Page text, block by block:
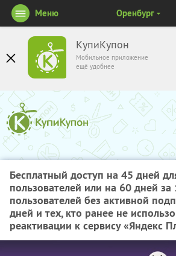
КупиКупон
Мобильное приложение
ещё удобнее
Меню Оренбург
Бесплатный доступ на 45 дней
пользователей или на 60 дней за
пользователей без активной
дней и тех, кто ранее не
реактивации к сервису «Яндекс